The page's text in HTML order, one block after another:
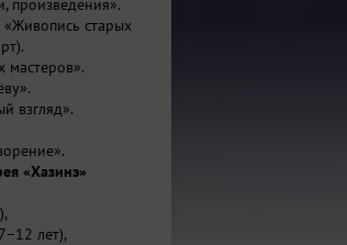
произведения».
старых
взгляд».
«Хазинэ»
лет),